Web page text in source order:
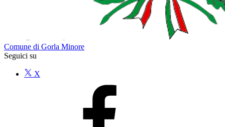
Comune di Gorla Minore
Seguici su
X